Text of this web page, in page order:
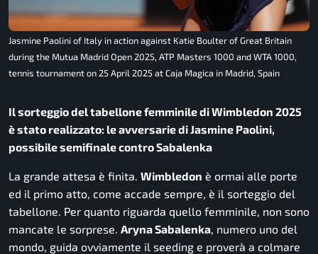
Jasmine Paolini of Italy in action against Katie Boulter of Great Britain
during the Mutua Madrid Open 2025, ATP Masters 1000 and WTA 1000,
tennis tournament on 25 April 2025 at Caja Magica in Madrid, Spain
Il sorteggio del tabellone femminile di Wimbledon 2025
è stato realizzato: le avversarie di Jasmine Paolini,
possibile semifinale contro Sabalenka
La grande attesa è finita. Wimbledon è ormai alle porte
ed il primo atto, come accade sempre, è il sorteggio del
tabellone. Per quanto riguarda quello femminile, non sono
mancate le sorprese. Aryna Sabalenka, numero uno del
mondo, guida ovviamente il seeding e proverà a colmare